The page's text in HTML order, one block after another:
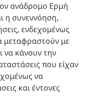
ανάδρομο Ερμή
η συνεννόηση,
ενδεχομένως
μεταφραστούν με
να κάνουν την
που είχαν
να
και έντονες